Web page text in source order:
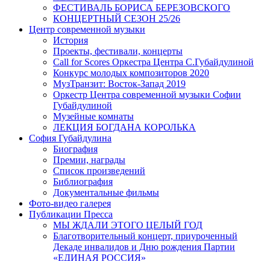
ФЕСТИВАЛЬ БОРИСА БЕРЕЗОВСКОГО
КОНЦЕРТНЫЙ СЕЗОН 25/26
Центр современной музыки
История
Проекты, фестивали, концерты
Call for Scores Оркестра Центра С.Губайдулиной
Конкурс молодых композиторов 2020
МузТранзит: Восток-Запад 2019
Оркестр Центра современной музыки Софии
Губайдулиной
Музейные комнаты
ЛЕКЦИЯ БОГДАНА КОРОЛЬКА
София Губайдулина
Биография
Премии, награды
Список произведений
Библиография
Документальные фильмы
Фото-видео галерея
Публикации Пресса
МЫ ЖДАЛИ ЭТОГО ЦЕЛЫЙ ГОД
Благотворительный концерт, приуроченный
Декаде инвалидов и Дню рождения Партии
«ЕДИНАЯ РОССИЯ»